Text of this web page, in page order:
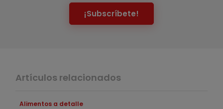
¡Subscríbete!
Artículos relacionados
Alimentos a detalle